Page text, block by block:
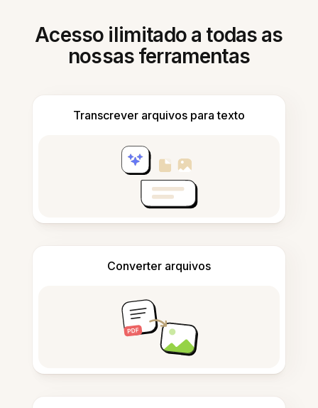
Acesso ilimitado a todas as
nossas ferramentas
Transcrever arquivos para texto
Converter arquivos